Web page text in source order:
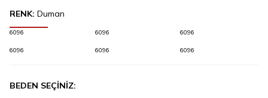
RENK: Duman
6096 6096 6096
6096 6096 6096
BEDEN SEÇİNİZ: